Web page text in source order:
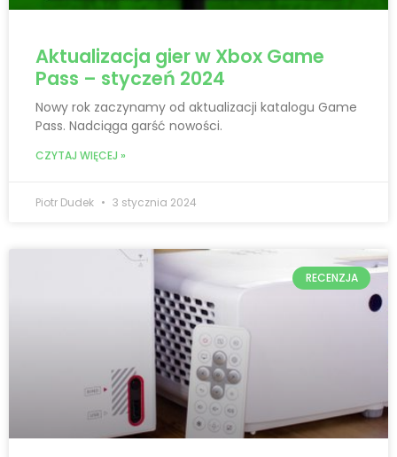
Aktualizacja gier w Xbox Game
Pass – styczeń 2024
Nowy rok zaczynamy od aktualizacji katalogu Game
Pass. Nadciąga garść nowości.
CZYTAJ WIĘCEJ »
Piotr Dudek 3 stycznia 2024
RECENZJA